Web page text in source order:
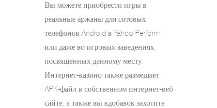
Вы можете приобрести игры в
реальные аржаны для сотовых
телефонов Android в Yahoo Perform
или даже во игровых заведениях,
посвященных данному месту.
Интернет-казино также размещает
APK-файл в собственном интернет-веб
сайте, а также вы вдобавок захотите